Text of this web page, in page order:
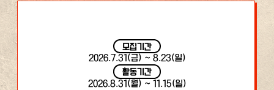
모집기간
2026.7.31(금) ~ 8.23(일)
활동기간
2026.8.31(월) ~ 11.15(일)